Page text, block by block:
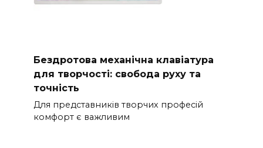
Бездротова механічна клавіатура
для творчості: свобода руху та
точність
Для представників творчих професій
комфорт є важливим